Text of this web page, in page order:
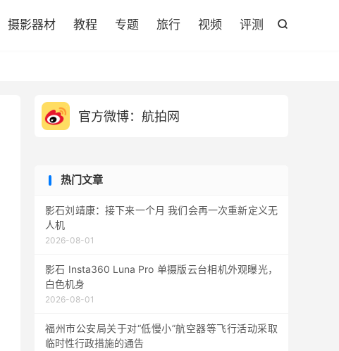

摄影器材 教程 专题 旅行 视频 评测
官方微博：航拍网
热门文章
影石刘靖康：接下来一个月 我们会再一次重新定义无
人机
2026-08-01
影石 Insta360 Luna Pro 单摄版云台相机外观曝光，
白色机身
2026-08-01
福州市公安局关于对“低慢小”航空器等飞行活动采取
临时性行政措施的通告